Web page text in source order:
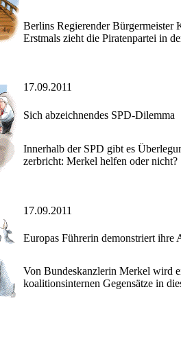
Berlins Regierender Bürgermeister
Erstmals zieht die Piratenpartei in
17.09.2011
Sich abzeichnendes SPD-Dilemma
Innerhalb der SPD gibt es
zerbricht: Merkel helfen oder nicht?
17.09.2011
Europas Führerin demonstriert ihre
Von Bundeskanzlerin Merkel wird
koalitionsinternen Gegensätze in